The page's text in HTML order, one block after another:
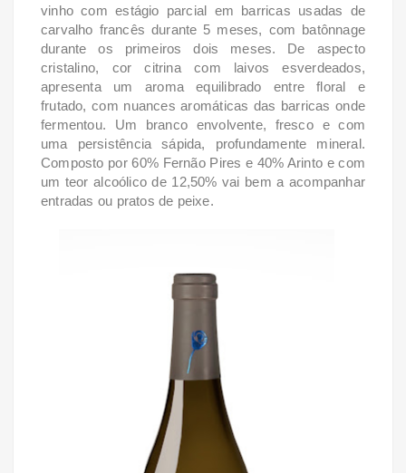
vinho com estágio parcial em barricas usadas de
carvalho francês durante 5 meses, com batônnage
durante os primeiros dois meses. De aspecto
cristalino, cor citrina com laivos esverdeados,
apresenta um aroma equilibrado entre floral e
frutado, com nuances aromáticas das barricas onde
fermentou. Um branco envolvente, fresco e com
uma persistência sápida, profundamente mineral.
Composto por 60% Fernão Pires e 40% Arinto e com
um teor alcoólico de 12,50% vai bem a acompanhar
entradas ou pratos de peixe.